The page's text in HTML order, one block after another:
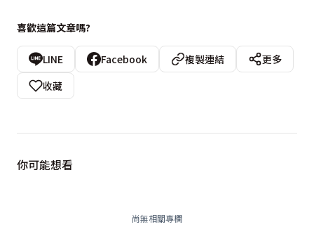
喜歡這篇文章嗎?
LINE Facebook 複製連結
更多
收藏
你可能想看
尚無相關專欄